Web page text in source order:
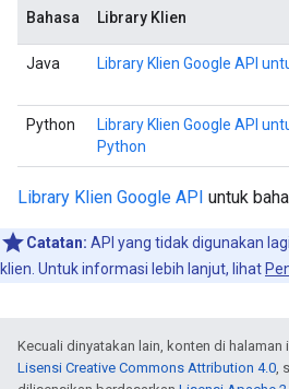
Bahasa Library Klien
Java Library Klien Google API
Python
Library Klien Google API
Python
Library Klien Google API untuk
Catatan: API yang tidak digunakan
klien. Untuk informasi lebih lanjut, lihat
Kecuali dinyatakan lain, konten di
Lisensi Creative Commons Attribution 4.0,